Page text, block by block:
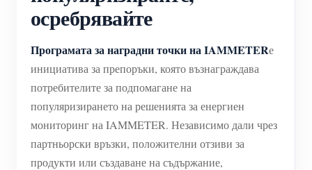
осребрявайте
Програмата за наградни точки на IAMMETERе
инициатива за препоръки, която възнаграждава
потребителите за подпомагане на
популяризирането на решенията за енергиен
мониторинг на IAMMETER. Независимо дали чрез
партньорски връзки, положителни отзиви за
продукти или създаване на съдържание,